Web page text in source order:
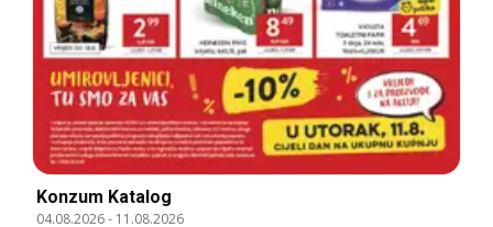
Konzum Katalog
04.08.2026- 11.08.2026